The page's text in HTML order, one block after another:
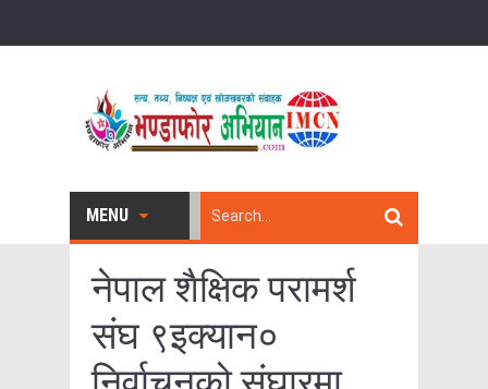
MENU
नेपाल शैक्षिक परामर्श
संघ ९इक्यान०